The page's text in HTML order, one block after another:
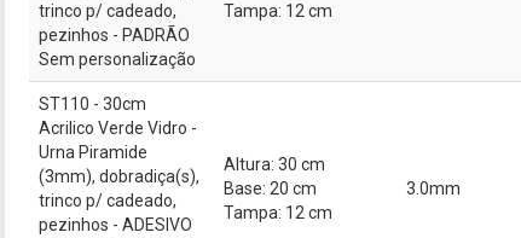
trinco p/ cadeado,
pezinhos - PADRÃO
Sem personalização
Tampa: 12 cm
ST110 - 30cm
Acrilico Verde Vidro -
Urna Piramide
(3mm), dobradiça(s),
trinco p/ cadeado,
pezinhos - ADESIVO
Altura: 30 cm
Base: 20 cm
Tampa: 12 cm
3.0mm